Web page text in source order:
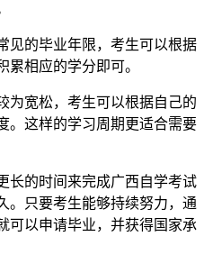
的毕业年限，考生可以根据
相应的学分即可。
宽松，考生可以根据自己的
。这样的学习周期更适合需要
的时间来完成广西自学考试
。只要考生能够持续努力，通
可以申请毕业，并获得国家承